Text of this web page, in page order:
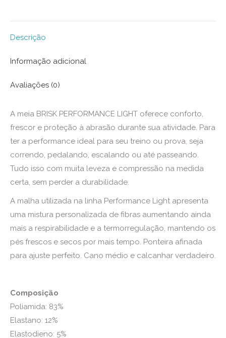
Descrição
Informação adicional
Avaliações (0)
A meia BRISK PERFORMANCE LIGHT oferece conforto,
frescor e proteção à abrasão durante sua atividade. Para
ter a performance ideal para seu treino ou prova, seja
correndo, pedalando, escalando ou até passeando.
Tudo isso com muita leveza e compressão na medida
certa, sem perder a durabilidade.
A malha utilizada na linha Performance Light apresenta
uma mistura personalizada de fibras aumentando ainda
mais a respirabilidade e a termorregulação, mantendo os
pés frescos e secos por mais tempo. Ponteira afinada
para ajuste perfeito. Cano médio e calcanhar verdadeiro.
Composição
Poliamida: 83%
Elastano: 12%
Elastodieno: 5%